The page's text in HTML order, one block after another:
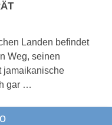
Landen befindet
Weg, seinen
jamaikanische
gar …